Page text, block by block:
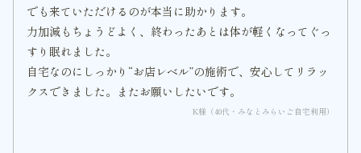
でも来ていただけるのが本当に助かります。
力加減もちょうどよく、終わったあとは体が軽くなってぐっ
すり眠れました。
自宅なのにしっかり“お店レベル”の施術で、安心してリラッ
クスできました。またお願いしたいです。
K様（40代・みなとみらいご自宅利用）